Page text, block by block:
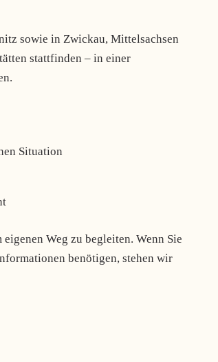
sowie in Zwickau, Mittelsachsen
stattfinden – in einer
Situation
Weg zu begleiten. Wenn Sie
benötigen, stehen wir